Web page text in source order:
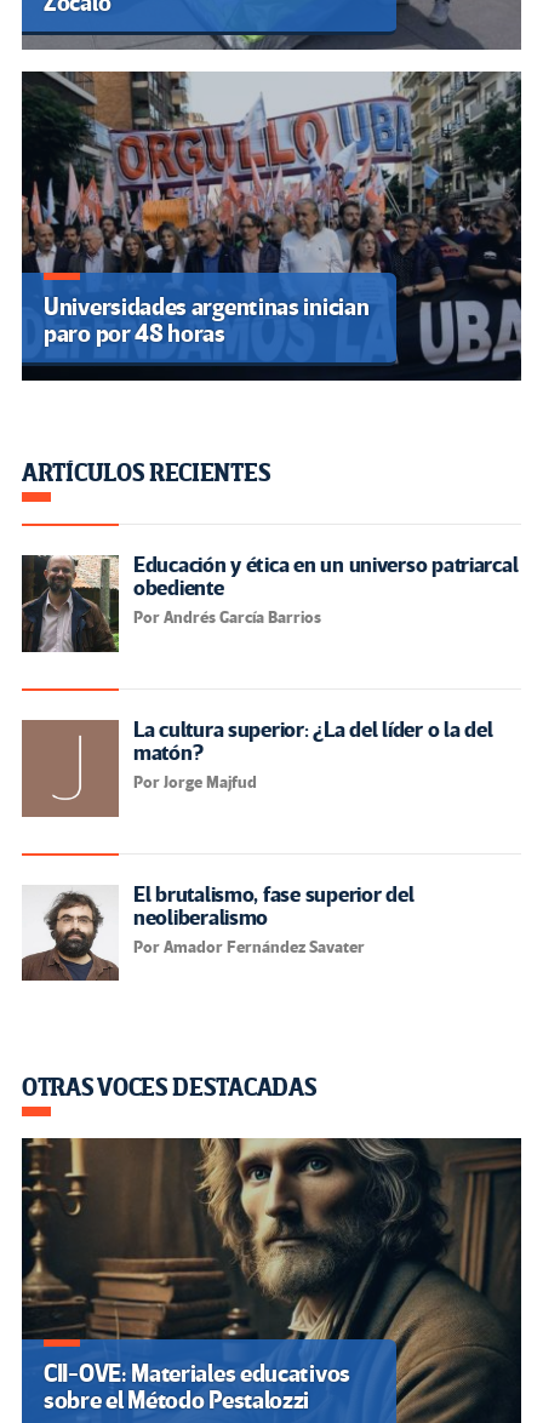
Universidades argentinas inician
paro por 48 horas
ARTÍCULOS RECIENTES
Educación y ética en un universo patriarcal
obediente
Por Andrés García Barrios
La cultura superior: ¿La del líder o la del
matón?
Por Jorge Majfud
El brutalismo, fase superior del
neoliberalismo
Por Amador Fernández Savater
OTRAS VOCES DESTACADAS
CII-OVE: Materiales educativos
sobre el Método Pestalozzi